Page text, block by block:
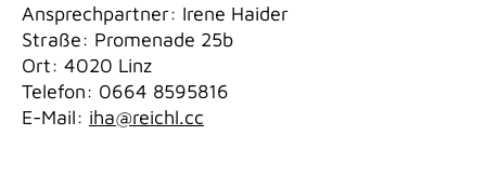
Ansprechpartner: Irene Haider
Straße: Promenade 25b
Ort: 4020 Linz
Telefon: 0664 8595816
E-Mail: iha@reichl.cc